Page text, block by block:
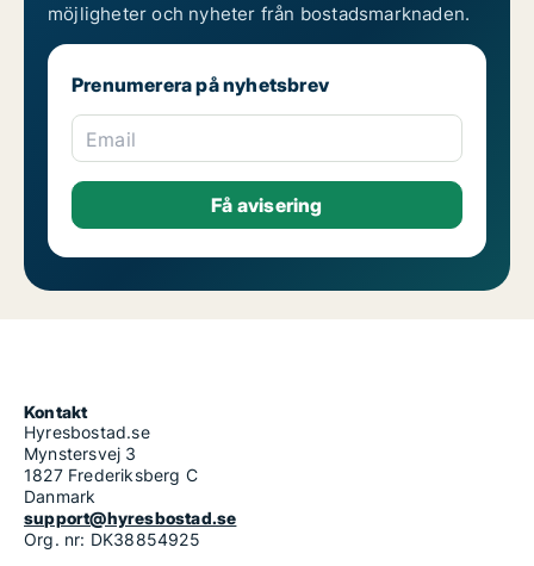
möjligheter och nyheter från bostadsmarknaden.
Prenumerera på nyhetsbrev
Email
Kontakt
Hyresbostad.se
Mynstersvej 3
1827 Frederiksberg C
Danmark
support@hyresbostad.se
Org. nr: DK38854925